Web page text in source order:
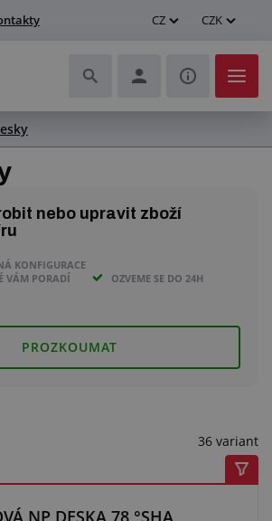
CZ CZK
a montáž
prostředí
výrobky
nebo upravit zboží
KONFIGURACE
VÁM PORADÍ
OZVEME SE DO 24H
PROZKOUMAT
36 variant
NP DESKA 78 °SHA